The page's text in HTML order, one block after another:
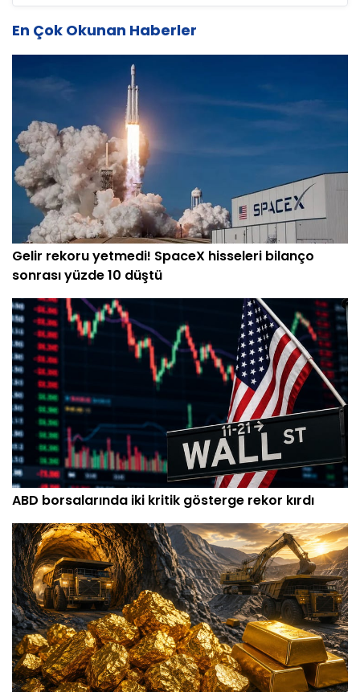
En Çok Okunan Haberler
Gelir rekoru yetmedi! SpaceX hisseleri bilanço
sonrası yüzde 10 düştü
ABD borsalarında iki kritik gösterge rekor kırdı